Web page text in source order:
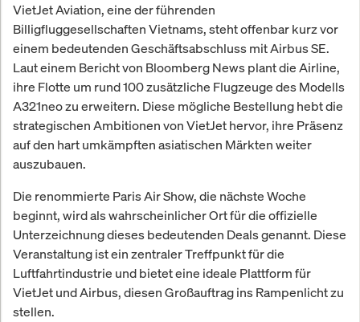
VietJet Aviation, eine der führenden
Billigfluggesellschaften Vietnams, steht offenbar kurz vor
einem bedeutenden Geschäftsabschluss mit Airbus SE.
Laut einem Bericht von Bloomberg News plant die Airline,
ihre Flotte um rund 100 zusätzliche Flugzeuge des Modells
A321neo zu erweitern. Diese mögliche Bestellung hebt die
strategischen Ambitionen von VietJet hervor, ihre Präsenz
auf den hart umkämpften asiatischen Märkten weiter
auszubauen.
Die renommierte Paris Air Show, die nächste Woche
beginnt, wird als wahrscheinlicher Ort für die offizielle
Unterzeichnung dieses bedeutenden Deals genannt. Diese
Veranstaltung ist ein zentraler Treffpunkt für die
Luftfahrtindustrie und bietet eine ideale Plattform für
VietJet und Airbus, diesen Großauftrag ins Rampenlicht zu
stellen.